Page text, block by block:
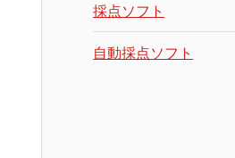
採点ソフト
自動採点ソフト